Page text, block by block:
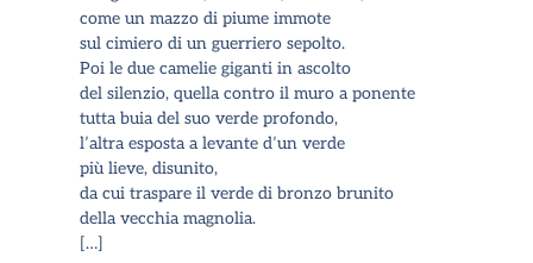
come un mazzo di piume immote
sul cimiero di un guerriero sepolto.
Poi le due camelie giganti in ascolto
del silenzio, quella contro il muro a ponente
tutta buia del suo verde profondo,
l’altra esposta a levante d’un verde
più lieve, disunito,
da cui traspare il verde di bronzo brunito
della vecchia magnolia.
[…]